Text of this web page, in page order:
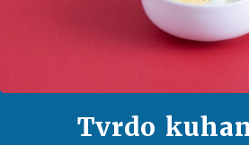
Tvrdo